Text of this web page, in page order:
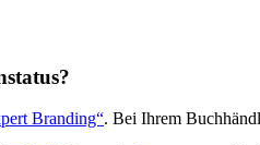
Branding“. Bei Ihrem